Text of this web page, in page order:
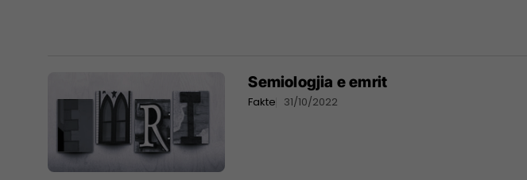
Semiologjia e emrit
Fakte 31/10/2022